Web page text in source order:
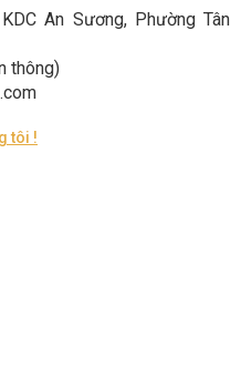
An Sương, Phường Tân
thông)
tôi !